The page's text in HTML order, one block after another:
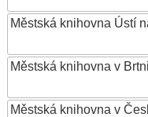
Městská knihovna Ústí
Městská knihovna v
Městská knihovna v